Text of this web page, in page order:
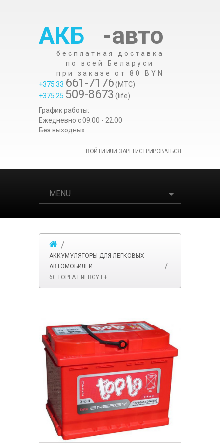
АКБ -авто
бесплатная доставка
по всей Беларуси
при заказе от 80 BYN
+375 33 661-7176(МТС)
+375 25 509-8673 (life)
График работы:
Ежедневно c 09:00 - 22:00
Без выходных
ВОЙТИ ИЛИ ЗАРЕГИСТРИРОВАТЬСЯ
MENU
АККУМУЛЯТОРЫ ДЛЯ ЛЕГКОВЫХ
АВТОМОБИЛЕЙ
60 TOPLA ENERGY L+